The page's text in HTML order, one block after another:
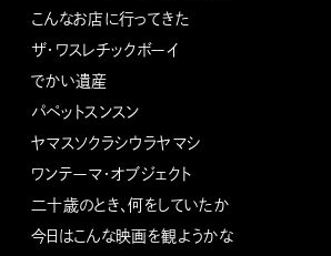
こんなお店に行ってきた
ザ・ワスレチックボーイ
でかい遺産
パペットスンスン
ヤマスソクラシウラヤマシ
ワンテーマ・オブジェクト
二十歳のとき、何をしていたか
今日はこんな映画を観ようかな